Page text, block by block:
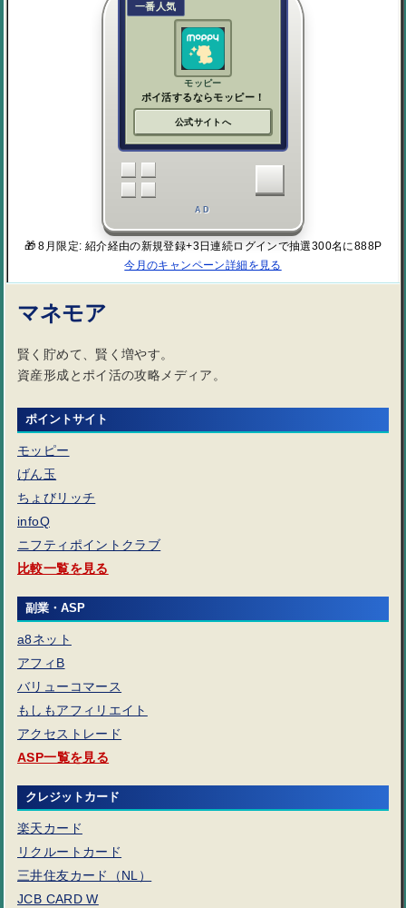
一番人気
モッピー
ポイ活するならモッピー！
公式サイトへ
AD
🎁 8月限定: 紹介経由の新規登録+3日連続ログインで抽選300名に888P
今月のキャンペーン詳細を見る
マネモア
賢く貯めて、賢く増やす。
資産形成とポイ活の攻略メディア。
ポイントサイト
モッピー
げん玉
ちょびリッチ
infoQ
ニフティポイントクラブ
比較一覧を見る
副業・ASP
a8ネット
アフィB
バリューコマース
もしもアフィリエイト
アクセストレード
ASP一覧を見る
クレジットカード
楽天カード
リクルートカード
三井住友カード（NL）
JCB CARD W